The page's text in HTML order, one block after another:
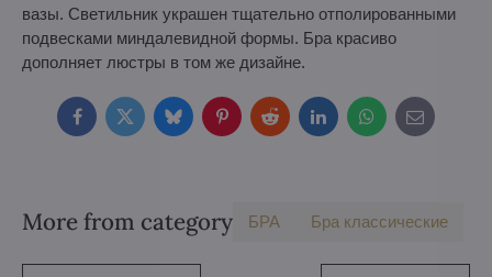
вазы. Светильник украшен тщательно отполированными
подвесками миндалевидной формы. Бра красиво
дополняет люстры в том же дизайне.
FacebookTwitterBlueskyPinterestRedditLinkedInWhatsApp
E-
mail
More from category БPA Бра классические